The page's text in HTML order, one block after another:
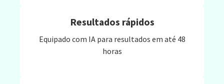
Resultados rápidos
Equipado com IA para resultados em até 48
horas